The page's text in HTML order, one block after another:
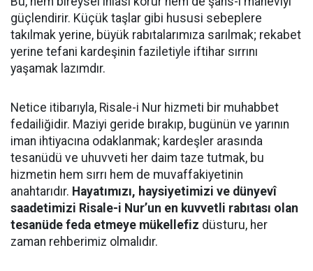
güçlendirir. Küçük taşlar gibi hususi sebeplere
takılmak yerine, büyük rabıtalarımıza sarılmak; rekabet
yerine tefani kardeşinin faziletiyle iftihar sırrını
yaşamak lazımdır.
Netice itibarıyla, Risale-i Nur hizmeti bir muhabbet
fedailiğidir. Maziyi geride bırakıp, bugünün ve yarının
iman ihtiyacına odaklanmak; kardeşler arasında
tesanüdü ve uhuvveti her daim taze tutmak, bu
hizmetin hem sırrı hem de muvaffakiyetinin
anahtarıdır. Hayatımızı, haysiyetimizi ve dünyevî
saadetimizi Risale-i Nur’un en kuvvetli rabıtası olan
tesanüde feda etmeye mükellefiz düsturu, her
zaman rehberimiz olmalıdır.